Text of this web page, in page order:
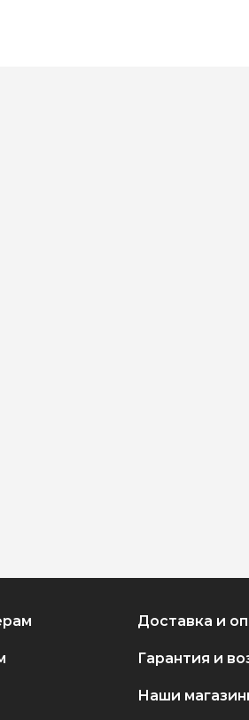
Доставка и
Гарантия и
Наши